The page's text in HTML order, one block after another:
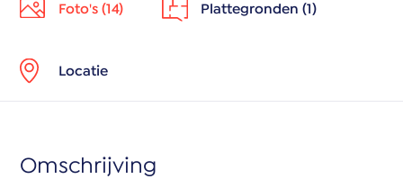
Foto's (14) Plattegronden (1)
Locatie
Omschrijving